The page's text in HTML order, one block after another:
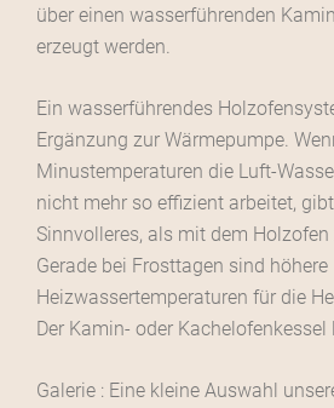
über einen wasserführenden
erzeugt werden.
Ein wasserführendes
Ergänzung zur Wärmepumpe.
Minustemperaturen die Luft-
nicht mehr so effizient arbeitet,
Sinnvolleres, als mit dem
Gerade bei Frosttagen sind höhere
Heizwassertemperaturen für die
Der Kamin- oder Kachelofenkessel
Galerie : Eine kleine Auswahl